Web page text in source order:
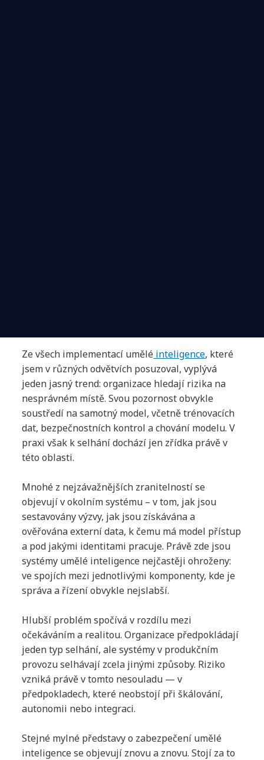
Ze všech implementací umělé inteligence, které
jsem v různých odvětvích posuzoval, vyplývá
jeden jasný trend: organizace hledají rizika na
nesprávném místě. Svou pozornost obvykle
soustředí na samotný model, včetně trénovacích
dat, bezpečnostních kontrol a chování modelu. V
praxi však k selhání dochází jen zřídka právě v
této oblasti.
Mnohé z nejzávažnějších zranitelností se
objevují v okolním systému – v tom, jak jsou
sestavovány výzvy, jak jsou získávána a
ověřována externí data, k čemu má model přístup
a pod jakými identitami pracuje. Právě zde jsou
systémy umělé inteligence nejčastěji ohroženy:
ve spojích mezi jednotlivými komponenty, kde je
správa a řízení obvykle nejslabší.
Hlubší problém spočívá v rozdílu mezi
očekáváním a realitou. Organizace předpokládají
jeden typ selhání, ale systémy v produkčním
provozu selhávají zcela jinými způsoby. Riziko
vzniká právě v tomto nesouladu — v
předpokladech, které neobstojí při škálování,
autonomii nebo integraci.
Stejné mylné představy o zabezpečení umělé
inteligence se objevují znovu a znovu. Stojí za to